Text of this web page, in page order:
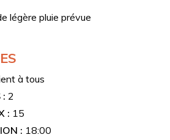
légère pluie prévue
à tous
:2
: 15
: 18:00